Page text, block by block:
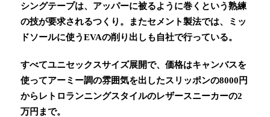
シングテープは、アッパーに被るように巻くという熟練
の技が要求されるつくり。またセメント製法では、ミッ
ドソールに使うEVAの削り出しも自社で行っている。
すべてユニセックスサイズ展開で、価格はキャンバスを
使ってアーミー調の雰囲気を出したスリッポンの8000円
からレトロランニングスタイルのレザースニーカーの2
万円まで。